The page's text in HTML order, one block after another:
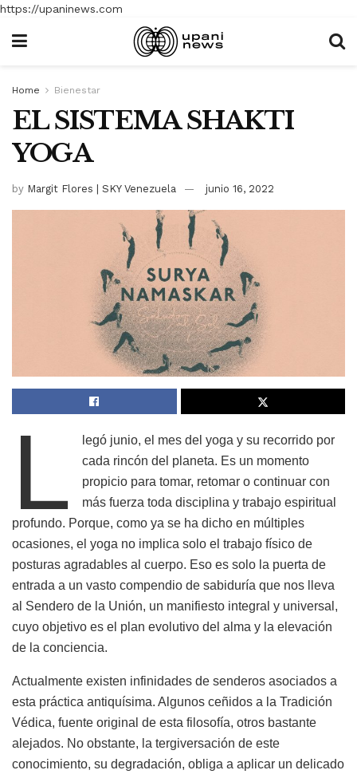
https://upaninews.com
Home Bienestar
EL SISTEMA SHAKTI
YOGA
by Margit Flores | SKY Venezuela junio 16, 2022
L
legó junio, el mes del yoga y su recorrido por
cada rincón del planeta. Es un momento
propicio para tomar, retomar o continuar con
más fuerza toda disciplina y trabajo espiritual
profundo. Porque, como ya se ha dicho en múltiples
ocasiones, el yoga no implica solo el trabajo físico de
posturas agradables al cuerpo. Eso es solo la puerta de
entrada a un vasto compendio de sabiduría que nos lleva
al Sendero de la Unión, un manifiesto integral y universal,
cuyo objetivo es el plan evolutivo del alma y la elevación
de la conciencia.
Actualmente existen infinidades de senderos asociados a
esta práctica antiquísima. Algunos ceñidos a la Tradición
Védica, fuente original de esta filosofía, otros bastante
alejados. No obstante, la tergiversación de este
conocimiento, su degradación, obliga a aplicar un delicado